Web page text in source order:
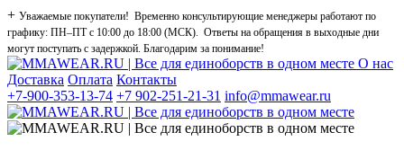
+ Уважаемые покупатели! Временно консультирующие менеджеры работают по
графику: ПН–ПТ с 10:00 до 18:00 (МСК). Ответы на обращения в выходные дни
могут поступать с задержкой. Благодарим за понимание!
О нас
Доставка Оплата Контакты
+7-900-353-13-74 +7 902-251-21-31 info@mmawear.ru